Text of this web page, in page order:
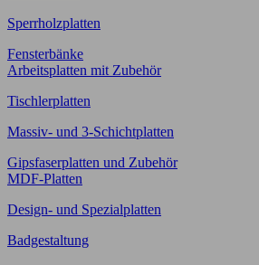
Sperrholzplatten
Fensterbänke
Arbeitsplatten mit Zubehör
Tischlerplatten
Massiv- und 3-Schichtplatten
Gipsfaserplatten und Zubehör
MDF-Platten
Design- und Spezialplatten
Badgestaltung